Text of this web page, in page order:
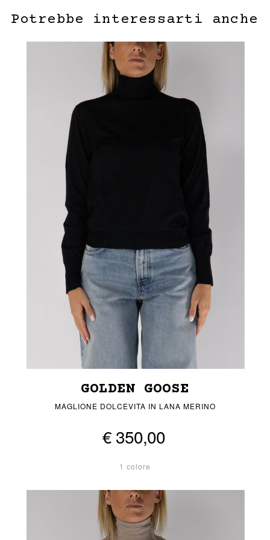
Potrebbe interessarti anche
GOLDEN GOOSE
MAGLIONE DOLCEVITA IN LANA MERINO
€ 350,00
1 colore